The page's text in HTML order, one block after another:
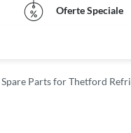
Oferte Speciale
Spare Parts for Thetford